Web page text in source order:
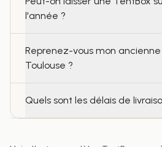
l'année ?
Reprenez-vous mon
Toulouse ?
Quels sont les délais de